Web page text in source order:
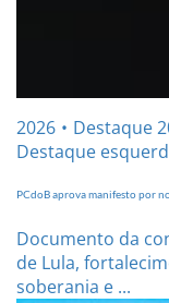
2026 Destaque
Destaque
PCdoB aprova manifesto por
Documento da
de Lula,
soberania e ...